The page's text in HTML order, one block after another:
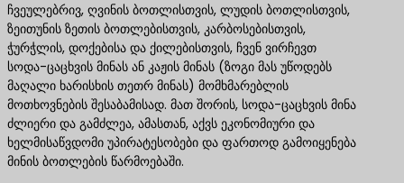
ჩვეულებრივ, ღვინის ბოთლისთვის, ლუდის ბოთლისთვის,
ზეითუნის ზეთის ბოთლებისთვის, კარბოსებისთვის,
ჭურჭლის, დოქებისა და ქილებისთვის, ჩვენ ვირჩევთ
სოდა-ცაცხვის მინას ან კაჟის მინას (ზოგი მას უწოდებს
მაღალი ხარისხის თეთრ მინას) მომხმარებლის
მოთხოვნების შესაბამისად. მათ შორის, სოდა-ცაცხვის მინა
ძლიერი და გამძლეა, ამასთან, აქვს ეკონომიური და
ხელმისაწვდომი უპირატესობები და ფართოდ გამოიყენება
მინის ბოთლების წარმოებაში.